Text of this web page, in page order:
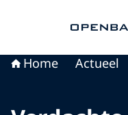
Home Actueel